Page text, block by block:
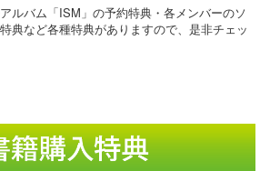
ルバム「ISM」の予約特典・各メンバーのソ
典など各種特典がありますので、是非チェッ